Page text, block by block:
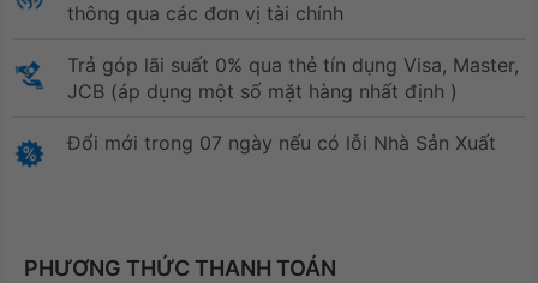
thông qua các đơn vị tài chính
Trả góp lãi suất 0% qua thẻ tín dụng Visa, Master,
JCB (áp dụng một số mặt hàng nhất định )
Đổi mới trong 07 ngày nếu có lỗi Nhà Sản Xuất
PHƯƠNG THỨC THANH TOÁN